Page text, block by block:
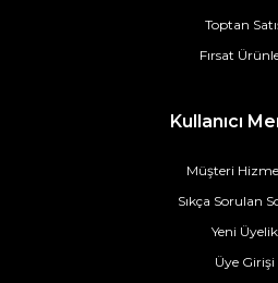
Toptan
Fırsat
Kullanıcı
Müşteri
Sıkça Sorulan
Yeni Üyelik
Üye Girişi